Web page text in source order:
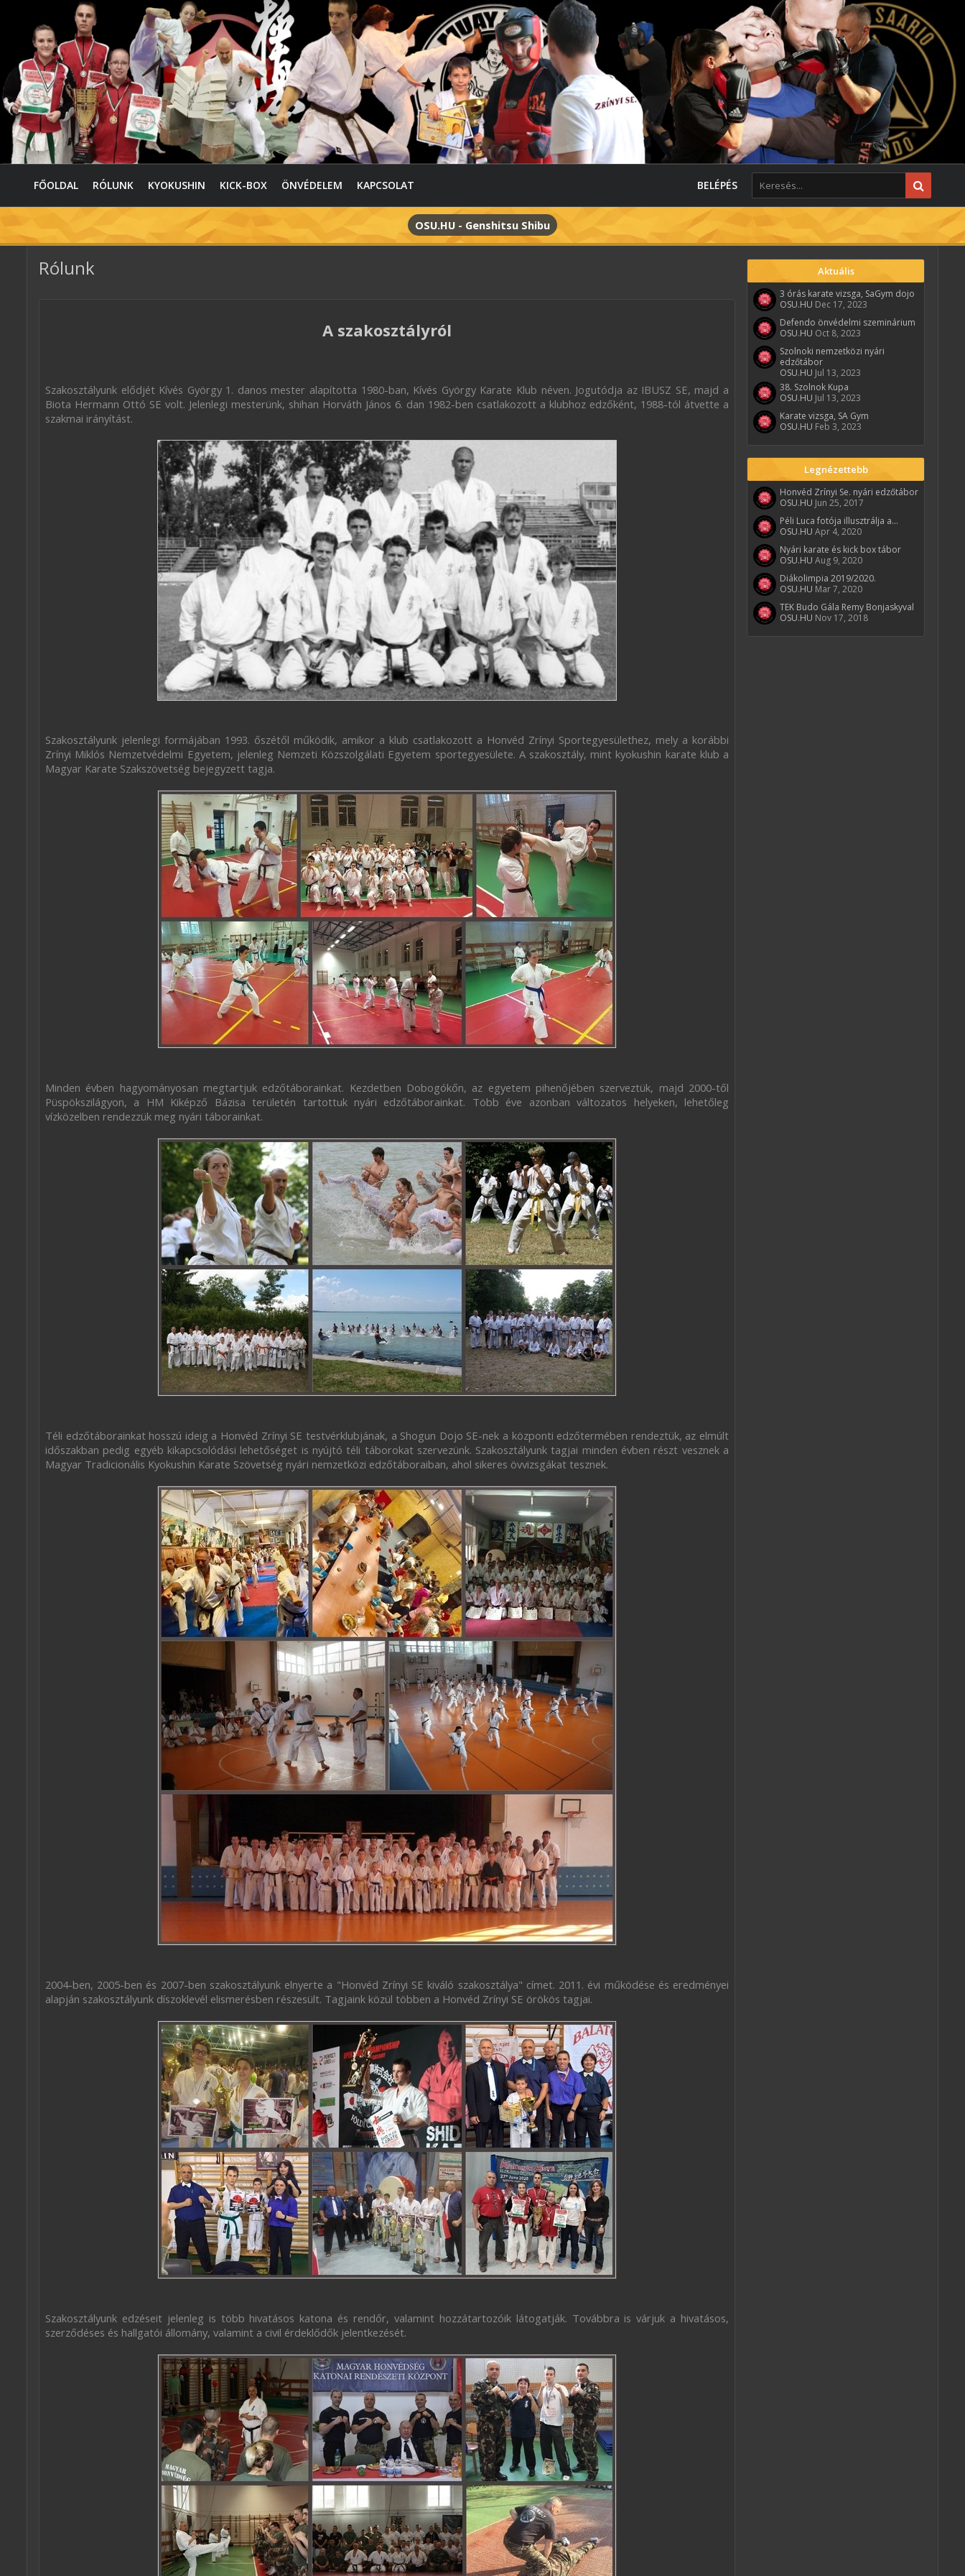
FŐOLDAL RÓLUNK KYOKUSHIN KICK-BOX ÖNVÉDELEM KAPCSOLAT BELÉPÉS
OSU.HU - Genshitsu Shibu
Rólunk
A szakosztályról
Szakosztályunk elődjét Kívés György 1. danos mester alapította 1980-ban, Kívés György Karate Klub néven. Jogutódja az IBUSZ SE, majd a
Biota Hermann Ottó SE volt. Jelenlegi mesterünk, shihan Horváth János 6. dan 1982-ben csatlakozott a klubhoz edzőként, 1988-tól átvette a
szakmai irányítást.
Szakosztályunk jelenlegi formájában 1993. őszétől működik, amikor a klub csatlakozott a Honvéd Zrínyi Sportegyesülethez, mely a korábbi
Zrínyi Miklós Nemzetvédelmi Egyetem, jelenleg Nemzeti Közszolgálati Egyetem sportegyesülete. A szakosztály, mint kyokushin karate klub a
Magyar Karate Szakszövetség bejegyzett tagja.
Minden évben hagyományosan megtartjuk edzőtáborainkat. Kezdetben Dobogókőn, az egyetem pihenőjében szerveztük, majd 2000-től
Püspökszilágyon, a HM Kiképző Bázisa területén tartottuk nyári edzőtáborainkat. Több éve azonban változatos helyeken, lehetőleg
vízközelben rendezzük meg nyári táborainkat.
Téli edzőtáborainkat hosszú ideig a Honvéd Zrínyi SE testvérklubjának, a Shogun Dojo SE-nek a központi edzőtermében rendeztük, az elmúlt
időszakban pedig egyéb kikapcsolódási lehetőséget is nyújtó téli táborokat szervezünk. Szakosztályunk tagjai minden évben részt vesznek a
Magyar Tradicionális Kyokushin Karate Szövetség nyári nemzetközi edzőtáboraiban, ahol sikeres övvizsgákat tesznek.
2004-ben, 2005-ben és 2007-ben szakosztályunk elnyerte a "Honvéd Zrínyi SE kiváló szakosztálya" címet. 2011. évi működése és eredményei
alapján szakosztályunk díszoklevél elismerésben részesült. Tagjaink közül többen a Honvéd Zrínyi SE örökös tagjai.
Szakosztályunk edzéseit jelenleg is több hivatásos katona és rendőr, valamint hozzátartozóik látogatják. Továbbra is várjuk a hivatásos,
szerződéses és hallgatói állomány, valamint a civil érdeklődők jelentkezését.
Aktuális
3 órás karate vizsga, SaGym dojo
OSU.HU Dec 17, 2023
Defendo önvédelmi szeminárium
OSU.HU Oct 8, 2023
Szolnoki nemzetközi nyári
edzőtábor
OSU.HU Jul 13, 2023
38. Szolnok Kupa
OSU.HU Jul 13, 2023
Karate vizsga, SA Gym
OSU.HU Feb 3, 2023
Legnézettebb
Honvéd Zrínyi Se. nyári edzőtábor
OSU.HU Jun 25, 2017
Péli Luca fotója illusztrálja a...
OSU.HU Apr 4, 2020
Nyári karate és kick box tábor
OSU.HU Aug 9, 2020
Diákolimpia 2019/2020.
OSU.HU Mar 7, 2020
TEK Budo Gála Remy Bonjaskyval
OSU.HU Nov 17, 2018